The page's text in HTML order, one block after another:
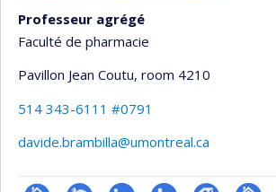
Professeur agrégé
Faculté de pharmacie
Pavillon Jean Coutu, room 4210
514 343-6111 #0791
davide.brambilla@umontreal.ca